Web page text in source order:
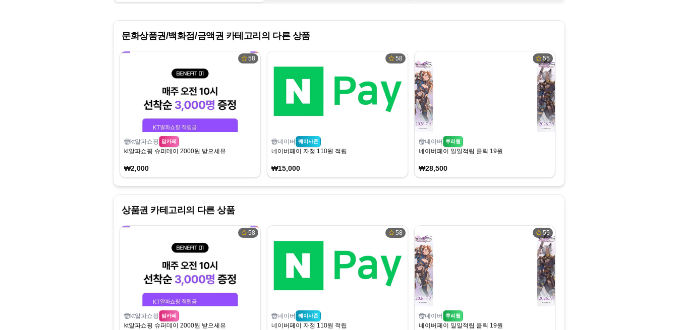
문화상품권/백화점/금액권 카테고리의 다른 상품
58
kt알파쇼핑 맘카페
kt알파쇼핑 슈퍼데이 2000원 받으세유
₩2,000
58
네이버 퀘이사존
네이버페이 자정 110원 적립
₩15,000
55
네이버 루리웹
네이버페이 일일적립 클릭 19원
₩28,500
상품권 카테고리의 다른 상품
58
kt알파쇼핑 맘카페
kt알파쇼핑 슈퍼데이 2000원 받으세유
58
네이버 퀘이사존
네이버페이 자정 110원 적립
55
네이버 루리웹
네이버페이 일일적립 클릭 19원